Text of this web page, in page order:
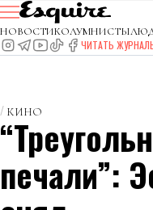
НОВОСТИКОЛУМНИСТЫ
ЧИТАТЬ
КИНО
печали”: